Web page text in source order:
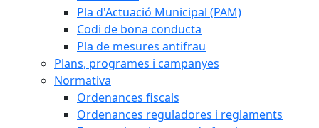
Pla d'Actuació Municipal (PAM)
Codi de bona conducta
Pla de mesures antifrau
Plans, programes i campanyes
Normativa
Ordenances fiscals
Ordenances reguladores i reglaments